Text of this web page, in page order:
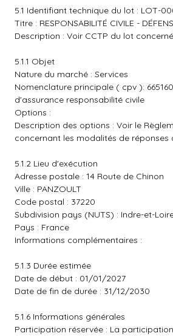
5.1 Identifiant technique du lot : LOT-
Titre : RESPONSABILITÉ CIVILE -
Description : Voir CCTP du lot concerné
5.1.1 Objet
Nature du marché : Services
Nomenclature principale ( cpv ):
d'assurance responsabilité civile
Options :
Description des options : Voir le
concernant les modalités de réponses
5.1.2 Lieu d'exécution
Adresse postale : 14 Route de Chinon
Ville : PANZOULT
Code postal : 37220
Subdivision pays (NUTS) : Indre-et-
Pays : France
Informations complémentaires :
5.1.3 Durée estimée
Date de début : 01/01/2027
Date de fin de durée : 31/12/2030
5.1.6 Informations générales
Participation réservée : La